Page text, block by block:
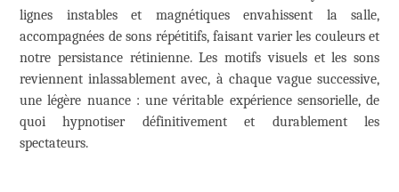
lignes instables et magnétiques envahissent la salle,
accompagnées de sons répétitifs, faisant varier les couleurs et
notre persistance rétinienne. Les motifs visuels et les sons
reviennent inlassablement avec, à chaque vague successive,
une légère nuance : une véritable expérience sensorielle, de
quoi hypnotiser définitivement et durablement les
spectateurs.